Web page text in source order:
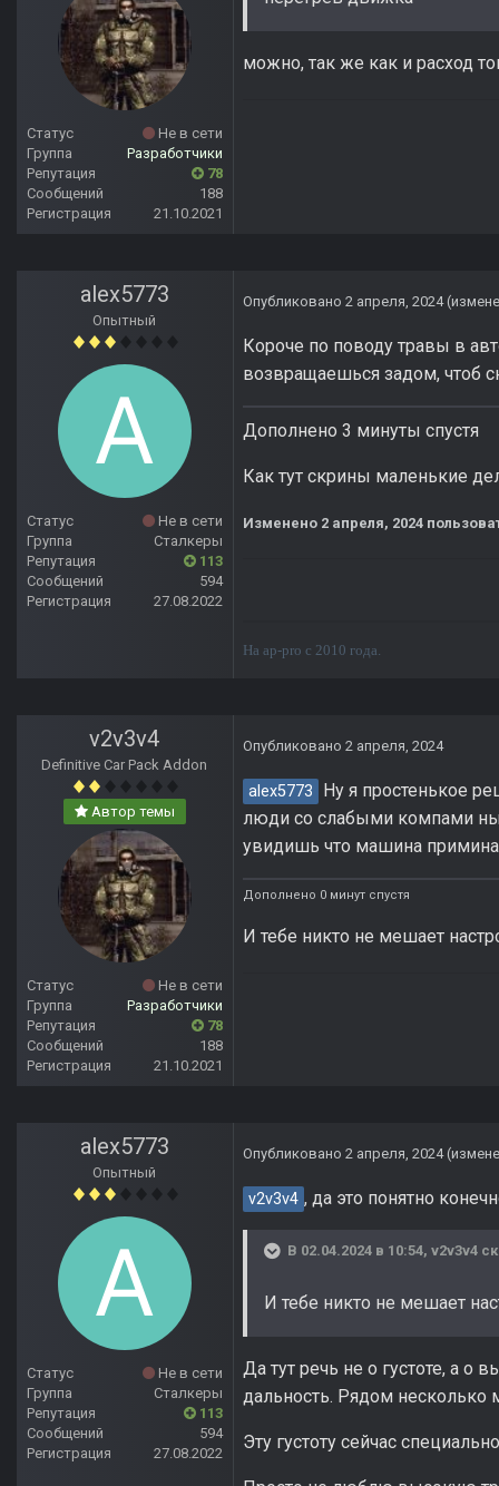
Статус
Не в сети
Группа
Разработчики
Репутация
78
Сообщений
188
Регистрация
21.10.2021
можно, так же как и расход
alex5773
Опытный
Статус
Не в сети
Группа
Сталкеры
Репутация
113
Сообщений
594
Регистрация
27.08.2022
Опубликовано 2 апреля, 2024
Короче по поводу травы в
возвращаешься задом, чтоб
Дополнено 3 минуты спустя
Как тут скрины маленькие
Изменено 2 апреля, 2024
На ap-pro с 2010 года.
v2v3v4
Definitive Car Pack Addon
Автор темы
Статус
Не в сети
Группа
Разработчики
Репутация
78
Сообщений
188
Регистрация
21.10.2021
Опубликовано 2 апреля, 2024
alex5773
Ну я простенькое
люди со слабыми компами
увидишь что машина
Дополнено 0 минут спустя
И тебе никто не мешает
alex5773
Опытный
Статус
Не в сети
Группа
Сталкеры
Репутация
113
Сообщений
594
Регистрация
27.08.2022
Опубликовано 2 апреля, 2024
v2v3v4 , да это понятно
В 02.04.2024 в 10:54, v2v3v4
И тебе никто не мешает
Да тут речь не о густоте, а о
дальность. Рядом несколько
Эту густоту сейчас